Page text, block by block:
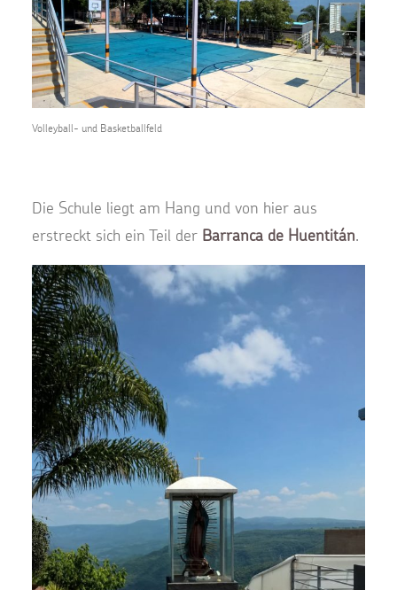
Volleyball- und Basketballfeld
Die Schule liegt am Hang und von hier aus
erstreckt sich ein Teil der Barranca de Huentitán.